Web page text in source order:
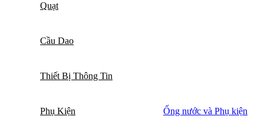
Quạt
Cầu Dao
Thiết Bị Thông Tin
Phụ Kiện Ống nước và Phụ kiện